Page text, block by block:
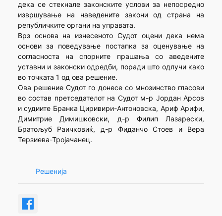
дека се стекнале законските услови за непосредно
извршување на наведените закони од страна на
републичките органи на управата.
Врз основа на изнесеното Судот оцени дека нема
основи за поведување постапка за оценување на
согласноста на спорните прашања со аведените
уставни и законски одредби, поради што одлучи како
во точката 1 од ова решение.
Ова решение Судот го донесе со мнозинство гласови
во состав претседателот на Судот м-р Јордан Арсов
и судиите Бранка Циривири-Антоновска, Ариф Арифи,
Димитрие Димишковски, д-р Филип Лазарески,
Братољуб Раичковиќ, д-р Фиданчо Стоев и Вера
Терзиева-Тројачанец.
Решенија